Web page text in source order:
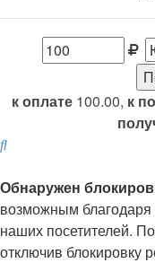
к оплате100.00, к
Поиск
Обнаружен
возможным
наших посетителей.
отключив блокировку